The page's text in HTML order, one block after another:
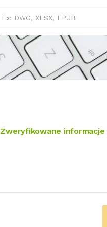
Zweryfikowane informacje